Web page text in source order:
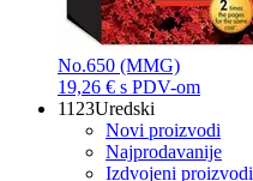
No.650 (MMG)
19,26 € s PDV-om
1123Uredski
Novi proizvodi
Najprodavanije
Izdvojeni proizvodi